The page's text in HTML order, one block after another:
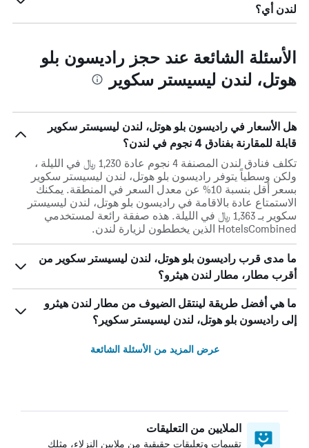
لندن أي؟
الأسئلة الشائعة عند حجز راديسون بلو
هوتل، لندن ليسيستر سكوير
هل الأسعار في راديسون بلو هوتل، لندن ليسيستر سكوير
قابلة للمقارنة بفنادق 4 نجوم في لندن؟
تكلف فنادق لندن المصنفة 4 نجوم عادة 1,230 ﷼ في الليلة ،
ولكن وسطياً يتوفر راديسون بلو هوتل، لندن ليسيستر سكوير
بسعر أقل بنسبة 10% عن معدل السعر في المنطقة. يمكنك
الاستمتاع عادة بالاقامة في راديسون بلو هوتل، لندن ليسيستر
سكوير بـ 1,363 ﷼ في الليلة. هذه صفقة رائعة لمستخدمي
HotelsCombined الذين يخططون لزيارة لندن.
ما مدى قرب راديسون بلو هوتل، لندن ليسيستر سكوير من
أقرب مطار، مطار لندن هيثرو؟
ما هي أفضل طريقة لينتقل الضيوف من مطار لندن هيثرو
إلى راديسون بلو هوتل، لندن ليسيستر سكوير؟
عرض المزيد من الأسئلة الشائعة
الملايين من التعليقات
تقييمات وتعليقات حقيقية من ملايين النزلاء، مثلك